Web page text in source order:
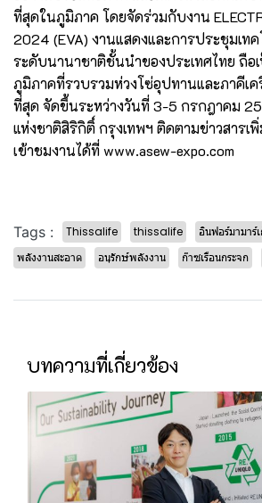
ที่สุดในภูมิภาค โดยจัดร่วมกับงาน
2024 (EVA) งานแสดงและการประชุมเท
ระดับนานาชาติชั้นนำของประเทศไทย ถือ
ภูมิภาคที่รวบรวมห่วงโซ่อุปทานและภาคีเ
ที่สุด จัดขึ้นระหว่างวันที่ 3-5 กรกฎาคม
แห่งชาติสิริกิติ์ กรุงเทพฯ ติดตามข่าวสารเ
เข้าชมงานได้ที่ www.asew-expo.com
Tags : Thissalife thissalife อินฟอร์มามาร์
พลังงานสะอาด
อนุรักษ์พลังงาน ก๊าซเรือนกระจก
บทความที่เกี่ยวข้อง